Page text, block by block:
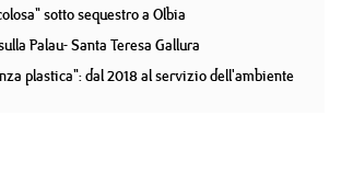
sotto sequestro a Olbia
Palau- Santa Teresa Gallura
plastica": dal 2018 al servizio dell'ambiente